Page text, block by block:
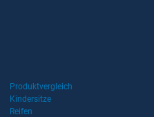
Produktvergleich
Kindersitze
Reifen